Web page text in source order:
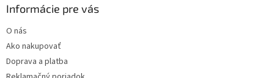
Informácie pre vás
O nás
Ako nakupovať
Doprava a platba